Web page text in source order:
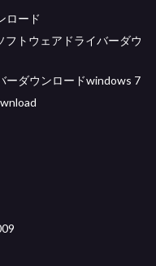
ロード
フトウェアドライバーダウ
ーダウンロードwindows 7